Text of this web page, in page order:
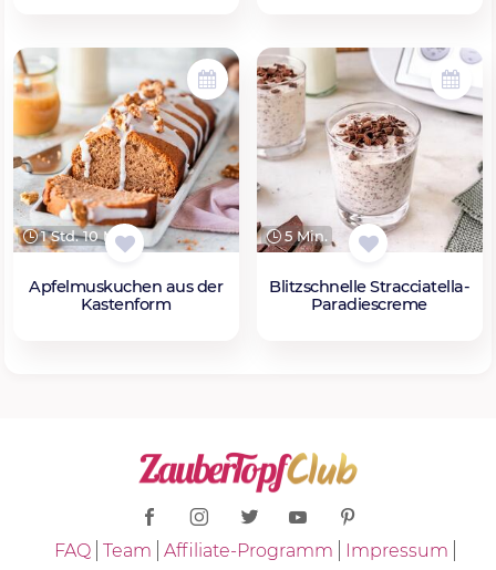
1 Std. 10 Min.
Apfelmuskuchen aus der
Kastenform
5 Min.
Blitzschnelle Stracciatella-
Paradiescreme
FAQ Team Affiliate-Programm
Impressum